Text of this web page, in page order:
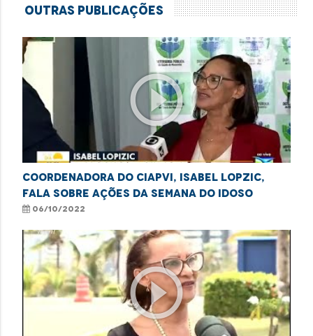
Outras Publicações
play_circle_outline
Coordenadora do Ciapvi, Isabel Lopzic,
fala sobre ações da Semana do Idoso
06/10/2022
play_circle_outline